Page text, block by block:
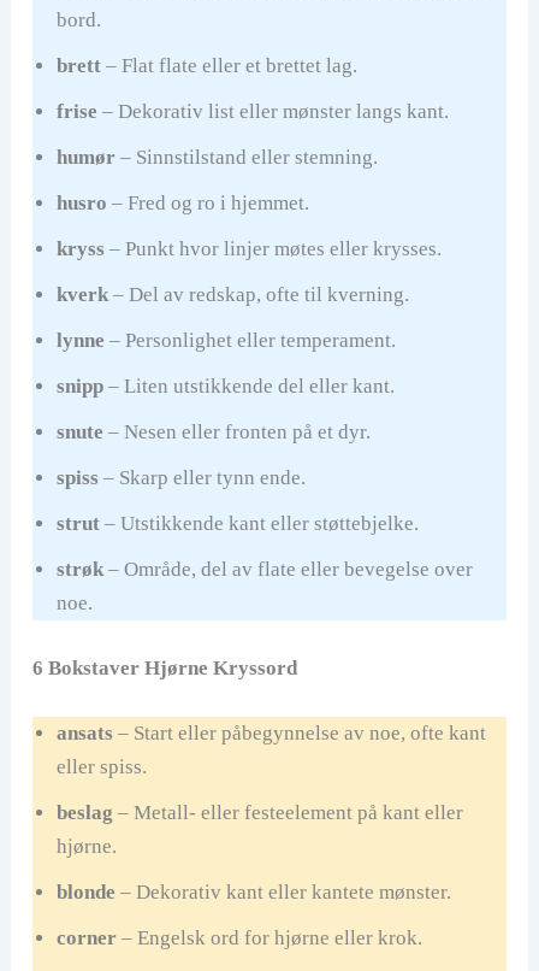
bord.
brett– Flat flate eller et brettet lag.
frise – Dekorativ list eller mønster langs kant.
humør – Sinnstilstand eller stemning.
husro – Fred og ro i hjemmet.
kryss – Punkt hvor linjer møtes eller krysses.
kverk– Del av redskap, ofte til kverning.
lynne – Personlighet eller temperament.
snipp– Liten utstikkende del eller kant.
snute – Nesen eller fronten på et dyr.
spiss – Skarp eller tynn ende.
strut– Utstikkende kant eller støttebjelke.
strøk– Område, del av flate eller bevegelse over
noe.
6 Bokstaver Hjørne Kryssord
ansats – Start eller påbegynnelse av noe, ofte kant
eller spiss.
beslag – Metall- eller festeelement på kant eller
hjørne.
blonde – Dekorativ kant eller kantete mønster.
corner– Engelsk ord for hjørne eller krok.